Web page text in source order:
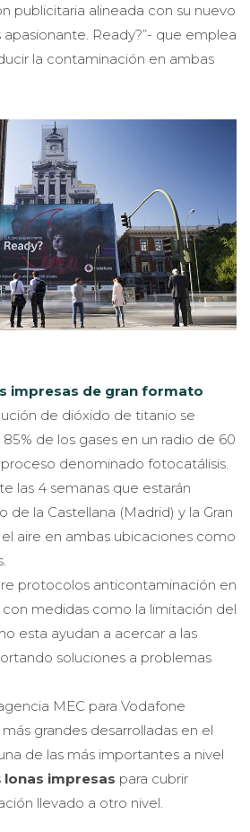
publicitaria alineada con su nuevo
apasionante. Ready?”- que emplea
la contaminación en ambas
impresas de gran formato
de dióxido de titanio se
de los gases en un radio de 60
denominado fotocatálisis.
las 4 semanas que estarán
de la Castellana (Madrid) y la Gran
aire en ambas ubicaciones como
protocolos anticontaminación en
con medidas como la limitación del
esta ayudan a acercar a las
soluciones a problemas
MEC para Vodafone
grandes desarrolladas en el
de las más importantes a nivel
lonas impresas para cubrir
llevado a otro nivel.